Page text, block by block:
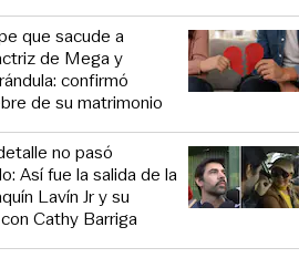
que sacude a
de Mega y
confirmó
de su matrimonio
no pasó
Así fue la salida de la
Lavín Jr y su
Cathy Barriga